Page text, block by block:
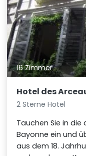
16 Zimmer
Hotel des
2 Sterne Hotel
Tauchen Sie in
Bayonne ein und
aus dem 18.